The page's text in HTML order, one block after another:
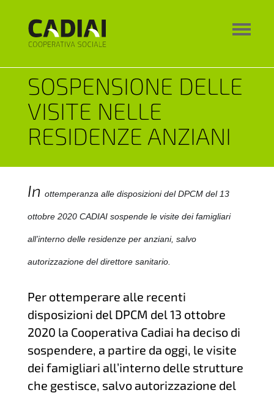
SOSPENSIONE DELLE
VISITE NELLE
RESIDENZE ANZIANI
In ottemperanza alle disposizioni del DPCM del 13
ottobre 2020 CADIAI sospende le visite dei famigliari
all’interno delle residenze per anziani, salvo
autorizzazione del direttore sanitario.
Per ottemperare alle recenti
disposizioni del DPCM del 13 ottobre
2020 la Cooperativa Cadiai ha deciso di
sospendere, a partire da oggi, le visite
dei famigliari all’interno delle strutture
che gestisce, salvo autorizzazione del